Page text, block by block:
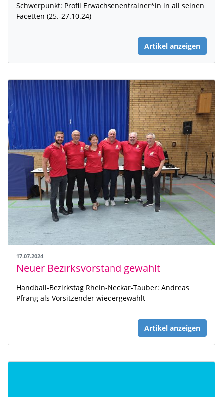
Schwerpunkt: Profil Erwachsenentrainer*in in all seinen
Facetten (25.-27.10.24)
Artikel anzeigen
17.07.2024
Neuer Bezirksvorstand gewählt
Handball-Bezirkstag Rhein-Neckar-Tauber: Andreas
Pfrang als Vorsitzender wiedergewählt
Artikel anzeigen